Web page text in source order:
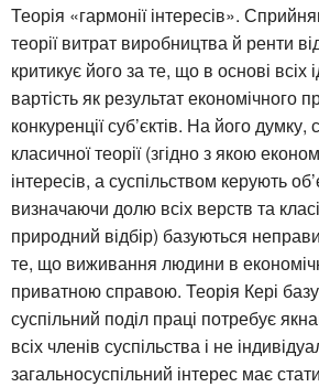
Теорія «гармонії інтересів».
теорії витрат виробництва й ренти
критикує його за те, що в основі всіх
вартість як результат економічного
конкуренції суб’єктів. На його
класичної теорії (згідно з якою
інтересів, а суспільством керують
визначаючи долю всіх верств та
природний відбір) базуються
те, що виживання людини в
приватною справою. Теорія Кері
суспільний поділ праці потребує
всіх членів суспільства і не
загальносуспільний інтерес має